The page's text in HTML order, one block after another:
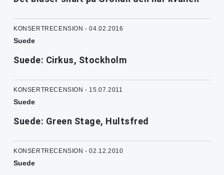
KONSERTRECENSION - 04.02.2016
Suede
Suede: Cirkus, Stockholm
KONSERTRECENSION - 15.07.2011
Suede
Suede: Green Stage, Hultsfred
KONSERTRECENSION - 02.12.2010
Suede